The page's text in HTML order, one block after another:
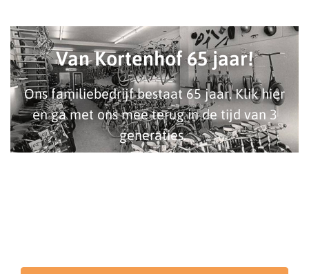
Van Kortenhof 65 jaar!
Ons familiebedrijf bestaat 65 jaar. Klik hier
en ga met ons mee terug in de tijd van 3
generaties.